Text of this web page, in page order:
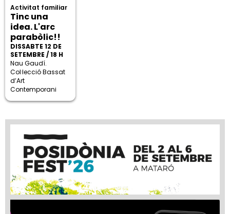
Activitat familiar
Tinc una
idea. L'arc
parabòlic!!
DISSABTE 12 DE
SETEMBRE / 18 H
Nau Gaudí.
Col·lecció Bassat
d’Art
Contemporani